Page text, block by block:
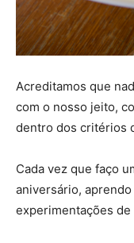
Acreditamos que
com o nosso jeito,
dentro dos critérios
Cada vez que faço
aniversário,
experimentações de